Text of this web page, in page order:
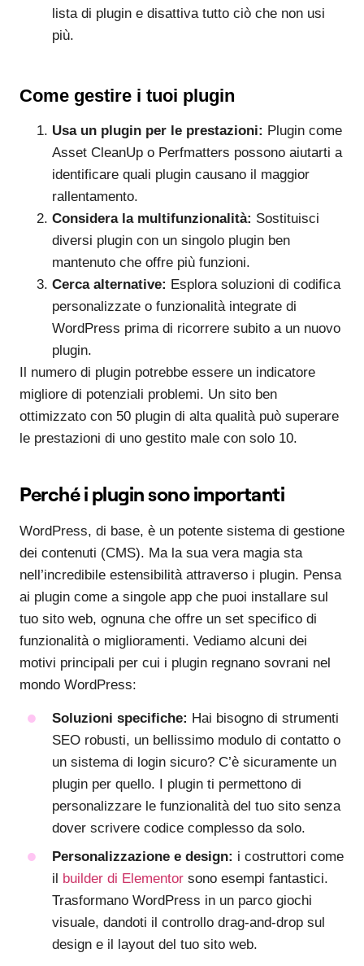
lista di plugin e disattiva tutto ciò che non usi
più.
Come gestire i tuoi plugin
Usa un plugin per le prestazioni: Plugin come
Asset CleanUp o Perfmatters possono aiutarti a
identificare quali plugin causano il maggior
rallentamento.
Considera la multifunzionalità: Sostituisci
diversi plugin con un singolo plugin ben
mantenuto che offre più funzioni.
Cerca alternative: Esplora soluzioni di codifica
personalizzate o funzionalità integrate di
WordPress prima di ricorrere subito a un nuovo
plugin.
Il numero di plugin potrebbe essere un indicatore
migliore di potenziali problemi. Un sito ben
ottimizzato con 50 plugin di alta qualità può superare
le prestazioni di uno gestito male con solo 10.
Perché i plugin sono importanti
WordPress, di base, è un potente sistema di gestione
dei contenuti (CMS). Ma la sua vera magia sta
nell’incredibile estensibilità attraverso i plugin. Pensa
ai plugin come a singole app che puoi installare sul
tuo sito web, ognuna che offre un set specifico di
funzionalità o miglioramenti. Vediamo alcuni dei
motivi principali per cui i plugin regnano sovrani nel
mondo WordPress:
Soluzioni specifiche: Hai bisogno di strumenti
SEO robusti, un bellissimo modulo di contatto o
un sistema di login sicuro? C’è sicuramente un
plugin per quello. I plugin ti permettono di
personalizzare le funzionalità del tuo sito senza
dover scrivere codice complesso da solo.
Personalizzazione e design: i costruttori come
il builder di Elementor sono esempi fantastici.
Trasformano WordPress in un parco giochi
visuale, dandoti il controllo drag-and-drop sul
design e il layout del tuo sito web.